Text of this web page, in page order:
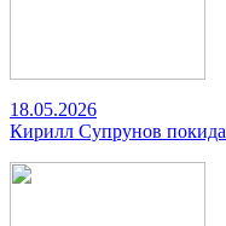
18.05.2026
Кирилл Супрунов